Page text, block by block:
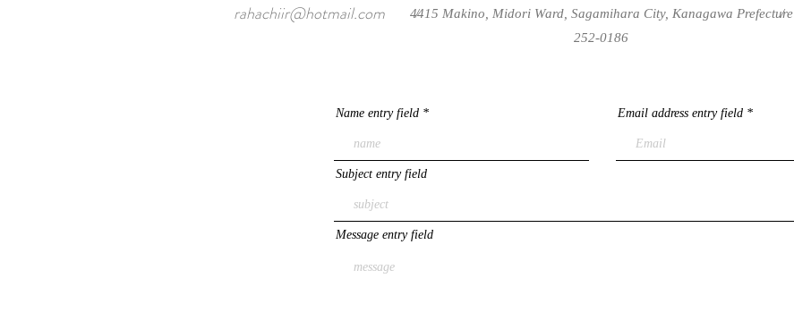
rahachiir@hotmail.com /
4415 Makino, Midori Ward, Sagamihara City, Kanagawa Prefecture
252-0186
/
Name entry field Email address entry field
Subject entry field
Message entry field